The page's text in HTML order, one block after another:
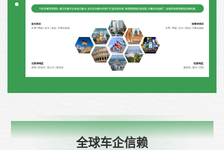
全球车企信赖
TRUST OF GLOBAL AUTOMAKERS